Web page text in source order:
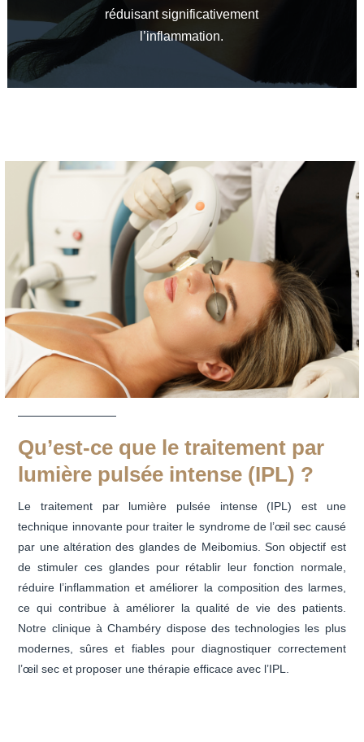
réduisant significativement
l’inflammation.
Qu’est-ce que le traitement par
lumière pulsée intense (IPL) ?
Le traitement par lumière pulsée intense (IPL) est une
technique innovante pour traiter le syndrome de l’œil sec causé
par une altération des glandes de Meibomius. Son objectif est
de stimuler ces glandes pour rétablir leur fonction normale,
réduire l’inflammation et améliorer la composition des larmes,
ce qui contribue à améliorer la qualité de vie des patients.
Notre clinique à Chambéry dispose des technologies les plus
modernes, sûres et fiables pour diagnostiquer correctement
l’œil sec et proposer une thérapie efficace avec l’IPL.